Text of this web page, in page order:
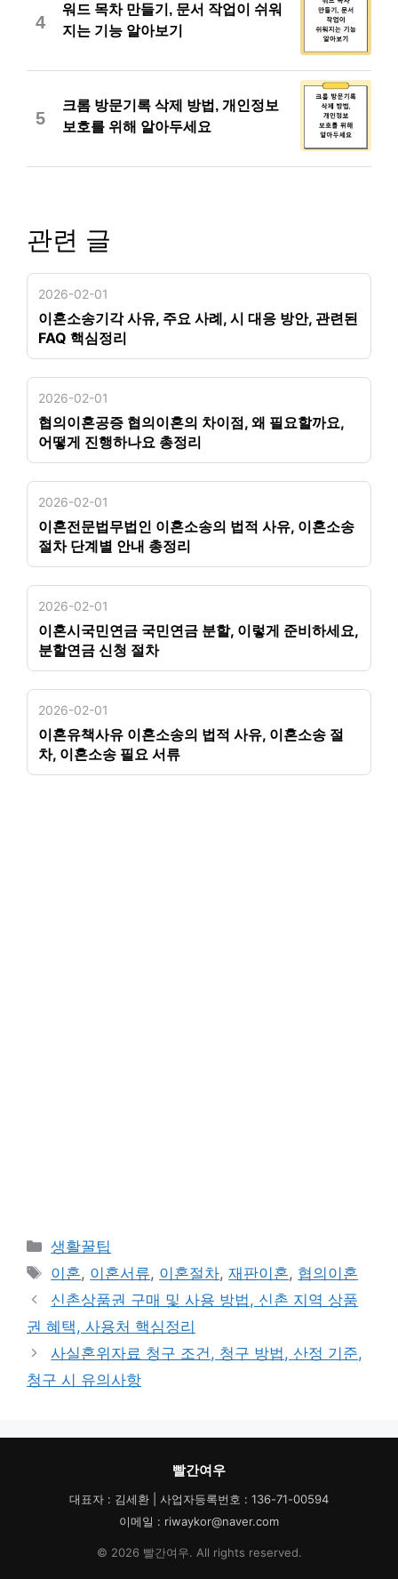
4
워드 목차 만들기, 문서 작업이 쉬워
지는 기능 알아보기
5
크롬 방문기록 삭제 방법, 개인정보
보호를 위해 알아두세요
관련 글
2026-02-01
이혼소송기각 사유, 주요 사례, 시 대응 방안, 관련된
FAQ 핵심정리
2026-02-01
협의이혼공증 협의이혼의 차이점, 왜 필요할까요,
어떻게 진행하나요 총정리
2026-02-01
이혼전문법무법인 이혼소송의 법적 사유, 이혼소송
절차 단계별 안내 총정리
2026-02-01
이혼시국민연금 국민연금 분할, 이렇게 준비하세요,
분할연금 신청 절차
2026-02-01
이혼유책사유 이혼소송의 법적 사유, 이혼소송 절
차, 이혼소송 필요 서류
카
테
고
리
생활꿀팁
태
그
이혼, 이혼서류, 이혼절차,재판이혼, 협의이혼
신촌상품권 구매 및 사용 방법, 신촌 지역 상품
권 혜택, 사용처 핵심정리
사실혼위자료 청구 조건, 청구 방법, 산정 기준,
청구 시 유의사항
빨간여우
대표자 : 김세환 | 사업자등록번호 : 136-71-00594
이메일 : riwaykor@naver.com
© 2026 빨간여우. All rights reserved.